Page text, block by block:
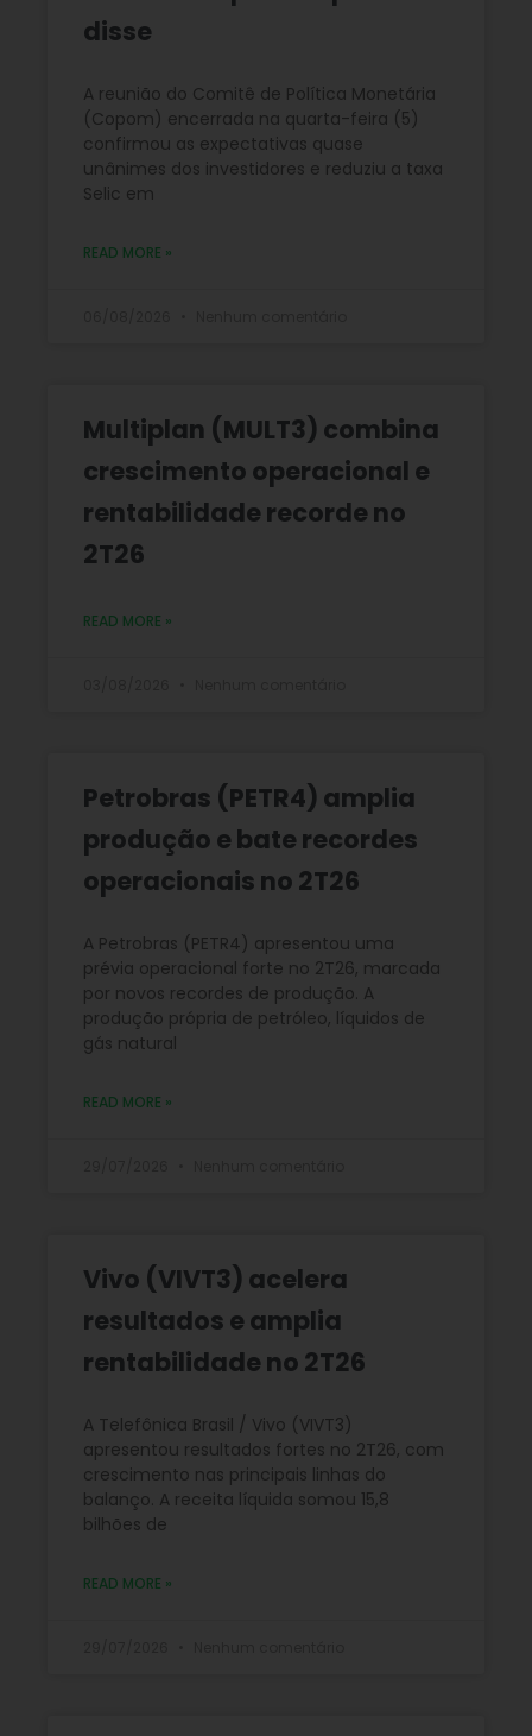
disse
A reunião do Comitê de Política Monetária
(Copom) encerrada na quarta-feira (5)
confirmou as expectativas quase
unânimes dos investidores e reduziu a taxa
Selic em
READ MORE »
Multiplan (MULT3) combina
crescimento operacional e
rentabilidade recorde no
2T26
READ MORE »
Petrobras (PETR4) amplia
produção e bate recordes
operacionais no 2T26
A Petrobras (PETR4) apresentou uma
prévia operacional forte no 2T26, marcada
por novos recordes de produção. A
produção própria de petróleo, líquidos de
gás natural
READ MORE »
Vivo (VIVT3) acelera
resultados e amplia
rentabilidade no 2T26
A Telefônica Brasil / Vivo (VIVT3)
apresentou resultados fortes no 2T26, com
crescimento nas principais linhas do
balanço. A receita líquida somou 15,8
bilhões de
READ MORE »